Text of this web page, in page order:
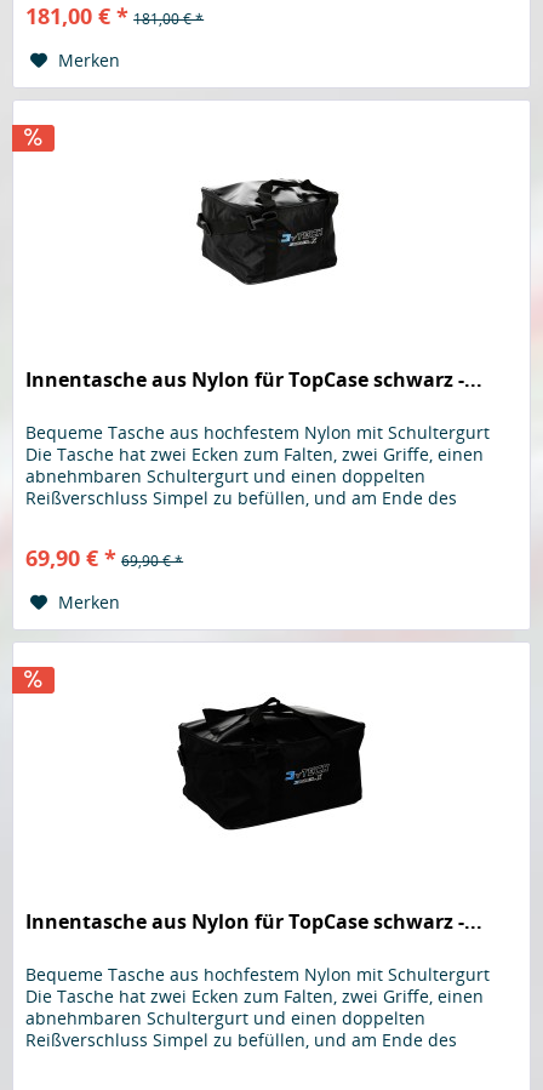
181,00 € * 181,00 € *
Merken
Innentasche aus Nylon für TopCase schwarz -...
Bequeme Tasche aus hochfestem Nylon mit Schultergurt
Die Tasche hat zwei Ecken zum Falten, zwei Griffe, einen
abnehmbaren Schultergurt und einen doppelten
Reißverschluss Simpel zu befüllen, und am Ende des
69,90 € * 69,90 € *
Merken
Innentasche aus Nylon für TopCase schwarz -...
Bequeme Tasche aus hochfestem Nylon mit Schultergurt
Die Tasche hat zwei Ecken zum Falten, zwei Griffe, einen
abnehmbaren Schultergurt und einen doppelten
Reißverschluss Simpel zu befüllen, und am Ende des